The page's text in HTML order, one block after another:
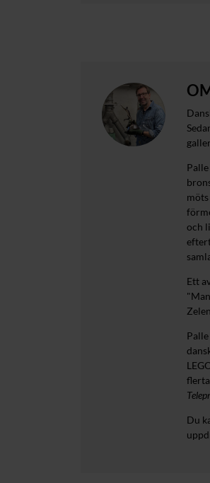
och
Ett
Du